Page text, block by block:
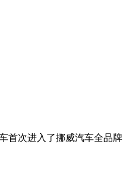
首次进入了挪威汽车全品牌